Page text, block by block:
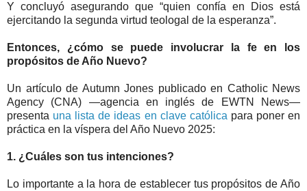
Y concluyó asegurando que “quien confía en Dios está
ejercitando la segunda virtud teologal de la esperanza”.
Entonces, ¿cómo se puede involucrar la fe en los
propósitos de Año Nuevo?
Un artículo de Autumn Jones publicado en Catholic News
Agency (CNA) —agencia en inglés de EWTN News—
presenta una lista de ideas en clave católica para poner en
práctica en la víspera del Año Nuevo 2025:
1. ¿Cuáles son tus intenciones?
Lo importante a la hora de establecer tus propósitos de Año